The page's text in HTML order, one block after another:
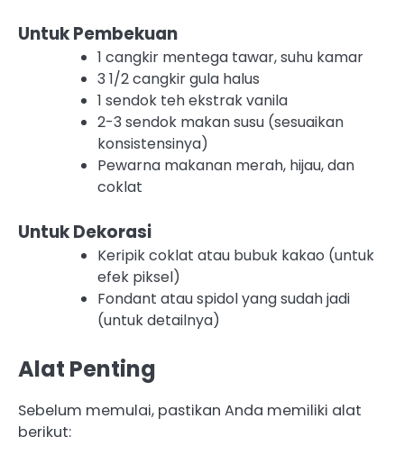
Untuk Pembekuan
1 cangkir mentega tawar, suhu kamar
3 1/2 cangkir gula halus
1 sendok teh ekstrak vanila
2-3 sendok makan susu (sesuaikan
konsistensinya)
Pewarna makanan merah, hijau, dan
coklat
Untuk Dekorasi
Keripik coklat atau bubuk kakao (untuk
efek piksel)
Fondant atau spidol yang sudah jadi
(untuk detailnya)
Alat Penting
Sebelum memulai, pastikan Anda memiliki alat
berikut: